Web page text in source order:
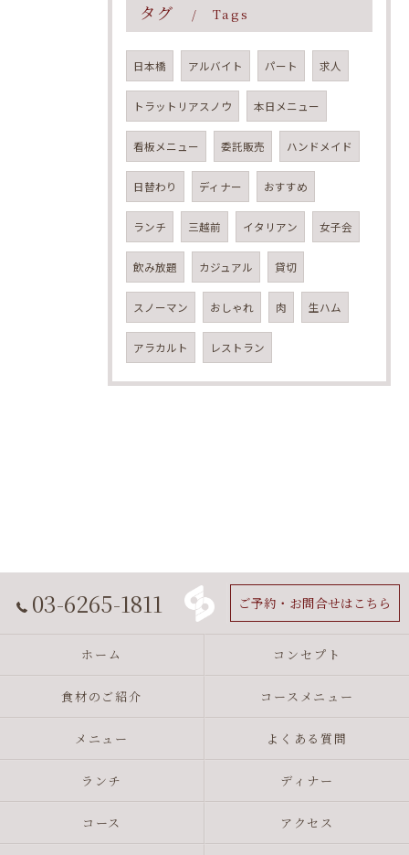
タグ Tags
日本橋 アルバイト パート 求人
トラットリアスノウ 本日メニュー
看板メニュー 委託販売 ハンドメイド
日替わり ディナー おすすめ
ランチ 三越前 イタリアン 女子会
飲み放題 カジュアル 貸切
スノーマン おしゃれ 肉 生ハム
アラカルト レストラン
03-6265-1811 ご予約・お問合せはこちら
ホーム コンセプト
食材のご紹介 コースメニュー
メニュー よくある質問
ランチ ディナー
コース アクセス